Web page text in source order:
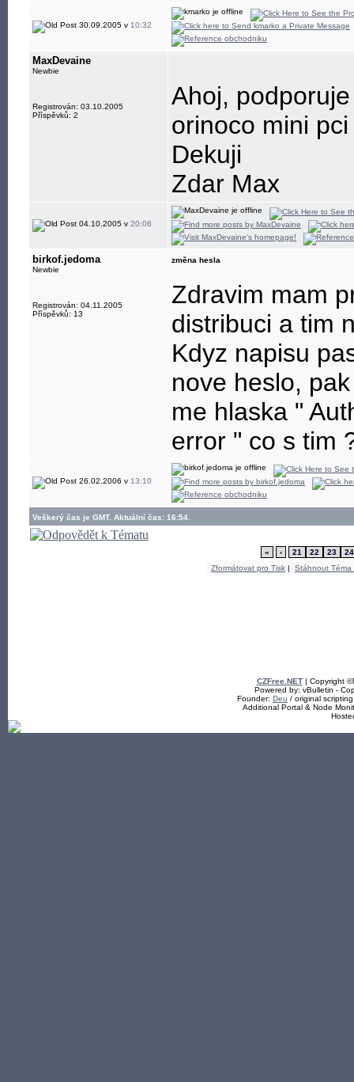
30.09.2005 v 10:32
MaxDevaine
Newbie
Registrován: 03.10.2005
Příspěvků: 2
Ahoj,
orinoco mini
Dekuji
Zdar Max
04.10.2005 v 20:06
birkof.jedoma
Newbie
Registrován: 04.11.2005
Příspěvků: 13
změna hesla
Zdravim mam
distribuci a tim
Kdyz napisu
nove heslo,
me hlaska "
error " co s tim
26.02.2006 v 13:10
Veškerý čas je GMT. Aktuální čas: 16:54.
« ‹ 21 22 23
24
Zformátovat pro Tisk | Stáhnout Téma
CZFree.NET| Copyright
Powered by: vBulletin -
Founder: Deu / original
Additional Portal & Node